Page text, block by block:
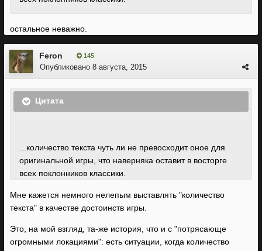
остальное неважно.
Feron 145
Опубликовано 8 августа, 2015
Цитата
...количество текста чуть ли не превосходит оное для
оригинальной игры, что наверняка оставит в восторге
всех поклонников классики.
Мне кажется немного нелепым выставлять "количество
текста" в качестве достоинств игры.
Это, на мой взгляд, та-же история, что и с "потрясающе
огромными локациями": есть ситуации, когда количество